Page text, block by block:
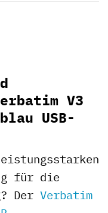
V3
USB-
für die
Der Verbatim